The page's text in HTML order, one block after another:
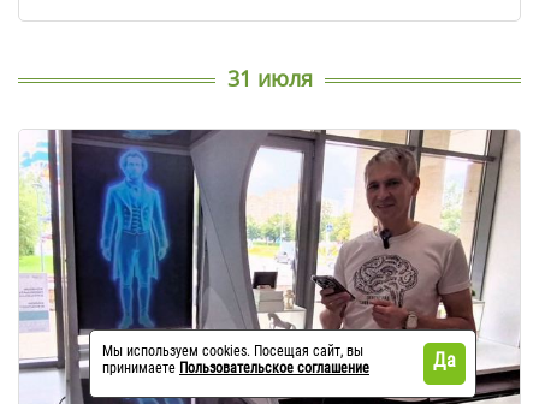
31 июля
Мы используем cookies. Посещая сайт, вы
принимаете Пользовательское соглашение Да